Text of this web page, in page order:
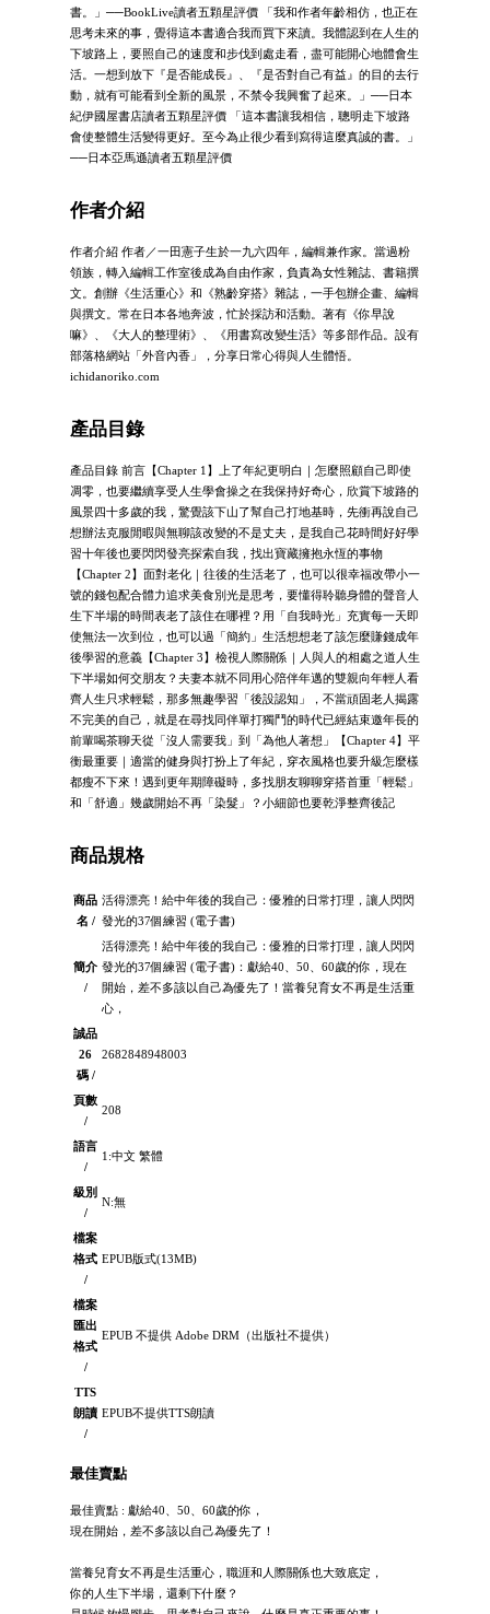
書。」──BookLive讀者五顆星評價 「我和作者年齡相仿，也正在
思考未來的事，覺得這本書適合我而買下來讀。我體認到在人生的
下坡路上，要照自己的速度和步伐到處走看，盡可能開心地體會生
活。一想到放下『是否能成長』、『是否對自己有益』的目的去行
動，就有可能看到全新的風景，不禁令我興奮了起來。」──日本
紀伊國屋書店讀者五顆星評價 「這本書讓我相信，聰明走下坡路
會使整體生活變得更好。至今為止很少看到寫得這麼真誠的書。」
──日本亞馬遜讀者五顆星評價
作者介紹
作者介紹 作者／一田憲子生於一九六四年，編輯兼作家。當過粉
領族，轉入編輯工作室後成為自由作家，負責為女性雜誌、書籍撰
文。創辦《生活重心》和《熟齡穿搭》雜誌，一手包辦企畫、編輯
與撰文。常在日本各地奔波，忙於採訪和活動。著有《你早說
嘛》、《大人的整理術》、《用書寫改變生活》等多部作品。設有
部落格網站「外音內香」，分享日常心得與人生體悟。
ichidanoriko.com
產品目錄
產品目錄 前言【Chapter 1】上了年紀更明白｜怎麼照顧自己即使
凋零，也要繼續享受人生學會操之在我保持好奇心，欣賞下坡路的
風景四十多歲的我，驚覺該下山了幫自己打地基時，先衝再說自己
想辦法克服閒暇與無聊該改變的不是丈夫，是我自己花時間好好學
習十年後也要閃閃發亮探索自我，找出寶藏擁抱永恆的事物
【Chapter 2】面對老化｜往後的生活老了，也可以很幸福改帶小一
號的錢包配合體力追求美食別光是思考，要懂得聆聽身體的聲音人
生下半場的時間表老了該住在哪裡？用「自我時光」充實每一天即
使無法一次到位，也可以過「簡約」生活想想老了該怎麼賺錢成年
後學習的意義【Chapter 3】檢視人際關係｜人與人的相處之道人生
下半場如何交朋友？夫妻本就不同用心陪伴年邁的雙親向年輕人看
齊人生只求輕鬆，那多無趣學習「後設認知」，不當頑固老人揭露
不完美的自己，就是在尋找同伴單打獨鬥的時代已經結束邀年長的
前輩喝茶聊天從「沒人需要我」到「為他人著想」【Chapter 4】平
衡最重要｜適當的健身與打扮上了年紀，穿衣風格也要升級怎麼樣
都瘦不下來！遇到更年期障礙時，多找朋友聊聊穿搭首重「輕鬆」
和「舒適」幾歲開始不再「染髮」？小細節也要乾淨整齊後記
商品規格
商品
名 /
活得漂亮！給中年後的我自己：優雅的日常打理，讓人閃閃
發光的37個練習 (電子書)
簡介
/
活得漂亮！給中年後的我自己：優雅的日常打理，讓人閃閃
發光的37個練習 (電子書)：獻給40、50、60歲的你，現在
開始，差不多該以自己為優先了！當養兒育女不再是生活重
心，
誠品
26
碼 /
2682848948003
頁數
/
208
語言
/
1:中文 繁體
級別
/
N:無
檔案
格式
/
EPUB版式(13MB)
檔案
匯出
格式
/
EPUB 不提供 Adobe DRM（出版社不提供）
TTS
朗讀
/
EPUB不提供TTS朗讀
最佳賣點
最佳賣點 : 獻給40、50、60歲的你，
現在開始，差不多該以自己為優先了！
當養兒育女不再是生活重心，職涯和人際關係也大致底定，
你的人生下半場，還剩下什麼？